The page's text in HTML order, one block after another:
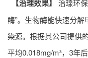
【治理效果】
治瑔环
酶”。生物酶能快速分
染源。根据其公司提供
平均0.018mg/m³，3年